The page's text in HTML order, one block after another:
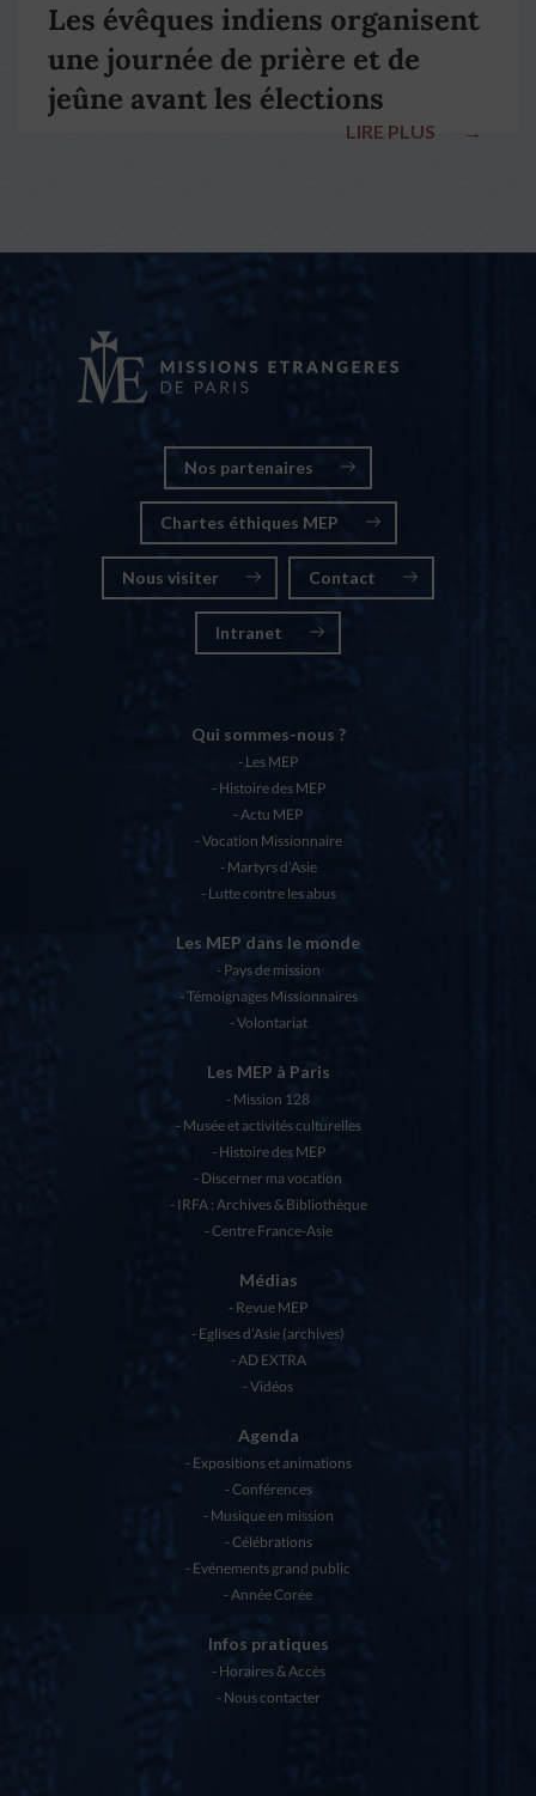
Les évêques indiens organisent
une journée de prière et de
jeûne avant les élections
LIRE PLUS →
Nos partenaires
Chartes éthiques MEP
Nous visiter Contact
Intranet
Qui sommes-nous ?
Les MEP
Histoire des MEP
Actu MEP
Vocation Missionnaire
Martyrs d’Asie
Lutte contre les abus
Les MEP dans le monde
Pays de mission
Témoignages Missionnaires
Volontariat
Les MEP à Paris
Mission 128
Musée et activités culturelles
Histoire des MEP
Discerner ma vocation
IRFA : Archives & Bibliothèque
Centre France-Asie
Médias
Revue MEP
Eglises d’Asie (archives)
AD EXTRA
Vidéos
Agenda
Expositions et animations
Conférences
Musique en mission
Célébrations
Evénements grand public
Année Corée
Infos pratiques
Horaires & Accès
Nous contacter